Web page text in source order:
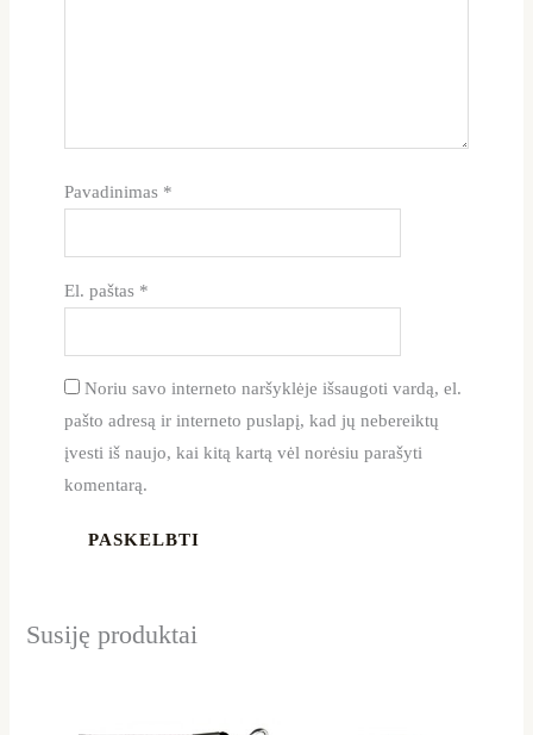
Pavadinimas *
El. paštas *
Noriu savo interneto naršyklėje išsaugoti vardą, el.
pašto adresą ir interneto puslapį, kad jų nebereiktų
įvesti iš naujo, kai kitą kartą vėl norėsiu parašyti
komentarą.
Susiję produktai
through